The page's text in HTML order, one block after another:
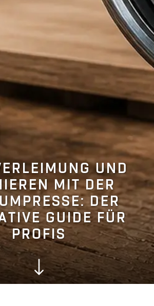
UND
MIT DER
DER
GUIDE FÜR
PROFIS